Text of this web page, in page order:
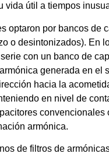
útil a tiempos
optaron por bancos de
o desintonizados). En
con un banco de
generada en el
hacia la
en nivel de
armónica.
de filtros de